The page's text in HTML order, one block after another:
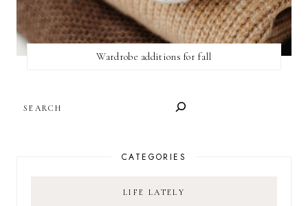
Wardrobe additions for fall
CATEGORIES
LIFE LATELY